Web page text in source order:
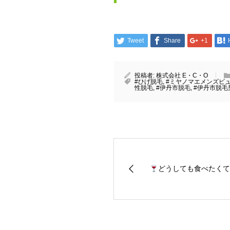
Tweet Share +1
投稿者: 株式会社 E・C・O
#ひげ脱毛, #ミヤノマエメンズビ
性脱毛, #伊丹市脱毛, #伊丹市脱毛
どうしても食べたく